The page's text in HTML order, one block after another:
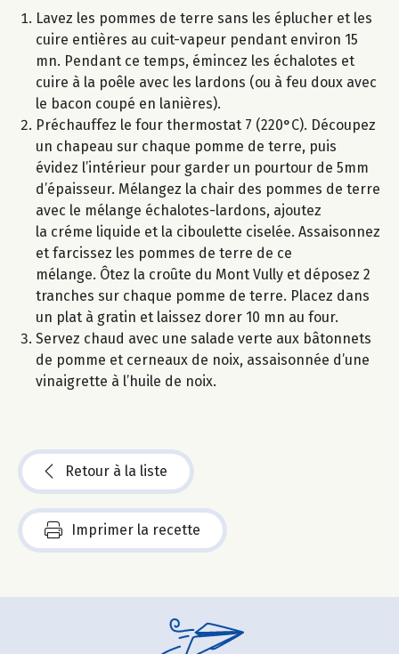
Lavez les pommes de terre sans les éplucher et les
cuire entières au cuit-vapeur pendant environ 15
mn. Pendant ce temps, émincez les échalotes et
cuire à la poêle avec les lardons (ou à feu doux avec
le bacon coupé en lanières).
Préchauffez le four thermostat 7 (220°C). Découpez
un chapeau sur chaque pomme de terre, puis
évidez l’intérieur pour garder un pourtour de 5mm
d’épaisseur. Mélangez la chair des pommes de terre
avec le mélange échalotes-lardons, ajoutez
la créme liquide et la ciboulette ciselée. Assaisonnez
et farcissez les pommes de terre de ce
mélange. Ôtez la croûte du Mont Vully et déposez 2
tranches sur chaque pomme de terre. Placez dans
un plat à gratin et laissez dorer 10 mn au four.
Servez chaud avec une salade verte aux bâtonnets
de pomme et cerneaux de noix, assaisonnée d’une
vinaigrette à l’huile de noix.
Retour à la liste
Imprimer la recette